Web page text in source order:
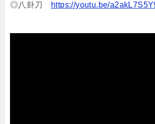
◎八卦刀 https://youtu.be/